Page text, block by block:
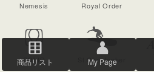
商品リスト My Page
Nemesis Royal Order
SOLID St.Christopher